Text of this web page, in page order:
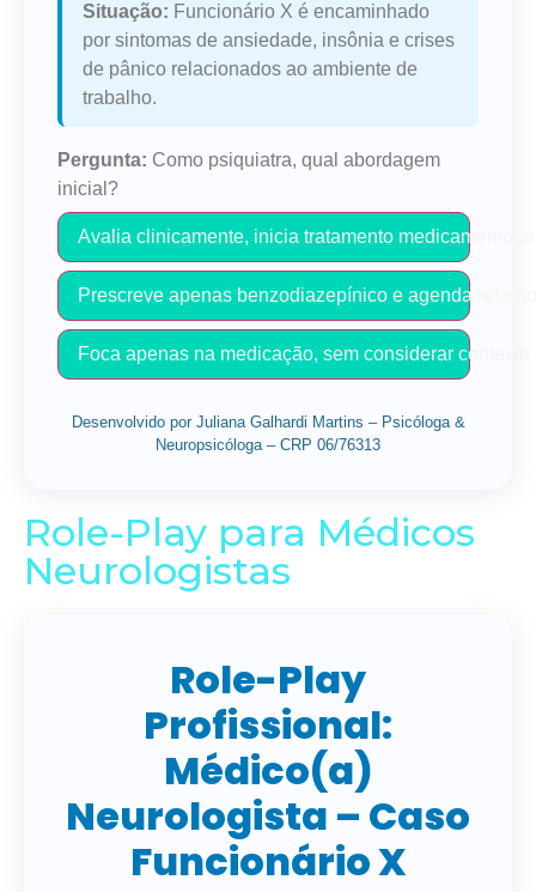
Situação: Funcionário X é encaminhado
por sintomas de ansiedade, insônia e crises
de pânico relacionados ao ambiente de
trabalho.
Pergunta: Como psiquiatra, qual abordagem
inicial?
Avalia clinicamente, inicia tratamento
Prescreve apenas benzodiazepínico e agenda
Foca apenas na medicação, sem considerar
Desenvolvido por Juliana Galhardi Martins – Psicóloga &
Neuropsicóloga – CRP 06/76313
Role-Play para Médicos
Neurologistas
Role-Play
Profissional:
Médico(a)
Neurologista – Caso
Funcionário X